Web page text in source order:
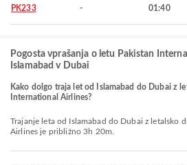
PK233 - 01:40
Pogosta vprašanja o letu Pakistan
Islamabad v Dubai
Kako dolgo traja let od Islamabad do Dubai z
International Airlines?
Trajanje leta od Islamabad do Dubai z letalsko družbo Pakistan International
Airlines je približno 3h 20m.